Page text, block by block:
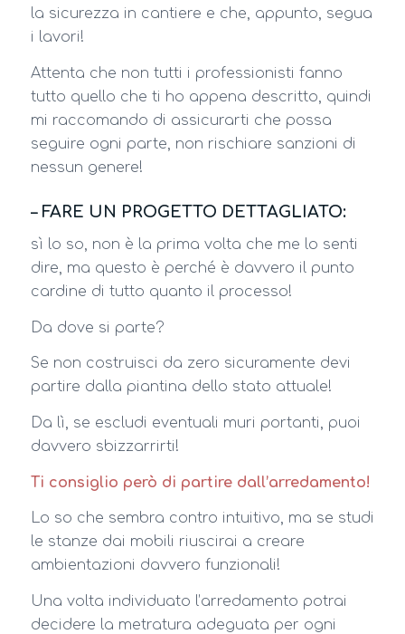
la sicurezza in cantiere e che, appunto, segua
i lavori!
Attenta che non tutti i professionisti fanno
tutto quello che ti ho appena descritto, quindi
mi raccomando di assicurarti che possa
seguire ogni parte, non rischiare sanzioni di
nessun genere!
– FARE UN PROGETTO DETTAGLIATO:
sì lo so, non è la prima volta che me lo senti
dire, ma questo è perché è davvero il punto
cardine di tutto quanto il processo!
Da dove si parte?
Se non costruisci da zero sicuramente devi
partire dalla piantina dello stato attuale!
Da lì, se escludi eventuali muri portanti, puoi
davvero sbizzarrirti!
Ti consiglio però di partire dall’arredamento!
Lo so che sembra contro intuitivo, ma se studi
le stanze dai mobili riuscirai a creare
ambientazioni davvero funzionali!
Una volta individuato l’arredamento potrai
decidere la metratura adeguata per ogni